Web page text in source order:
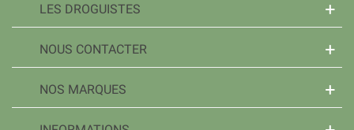
LES DROGUISTES
NOUS CONTACTER
NOS MARQUES